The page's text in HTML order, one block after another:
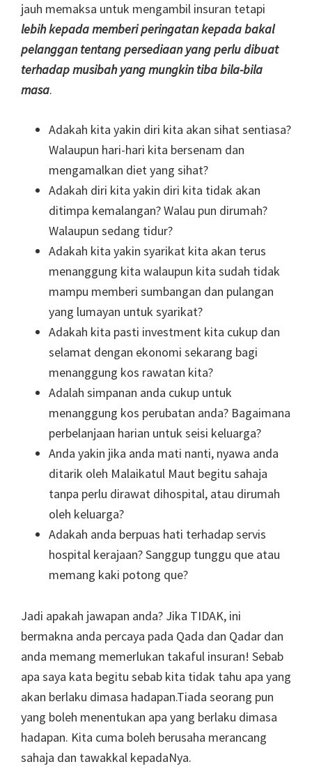
jauh memaksa untuk mengambil insuran tetapi
lebih kepada memberi peringatan kepada bakal
pelanggan tentang persediaan yang perlu dibuat
terhadap musibah yang mungkin tiba bila-bila
masa.
Adakah kita yakin diri kita akan sihat sentiasa?
Walaupun hari-hari kita bersenam dan
mengamalkan diet yang sihat?
Adakah diri kita yakin diri kita tidak akan
ditimpa kemalangan? Walau pun dirumah?
Walaupun sedang tidur?
Adakah kita yakin syarikat kita akan terus
menanggung kita walaupun kita sudah tidak
mampu memberi sumbangan dan pulangan
yang lumayan untuk syarikat?
Adakah kita pasti investment kita cukup dan
selamat dengan ekonomi sekarang bagi
menanggung kos rawatan kita?
Adalah simpanan anda cukup untuk
menanggung kos perubatan anda? Bagaimana
perbelanjaan harian untuk seisi keluarga?
Anda yakin jika anda mati nanti, nyawa anda
ditarik oleh Malaikatul Maut begitu sahaja
tanpa perlu dirawat dihospital, atau dirumah
oleh keluarga?
Adakah anda berpuas hati terhadap servis
hospital kerajaan? Sanggup tunggu que atau
memang kaki potong que?
Jadi apakah jawapan anda? Jika TIDAK, ini
bermakna anda percaya pada Qada dan Qadar dan
anda memang memerlukan takaful insuran! Sebab
apa saya kata begitu sebab kita tidak tahu apa yang
akan berlaku dimasa hadapan.Tiada seorang pun
yang boleh menentukan apa yang berlaku dimasa
hadapan. Kita cuma boleh berusaha merancang
sahaja dan tawakkal kepadaNya.